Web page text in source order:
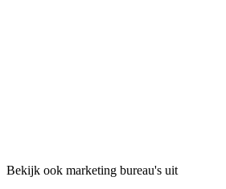
Bekijk ook marketing bureau's uit